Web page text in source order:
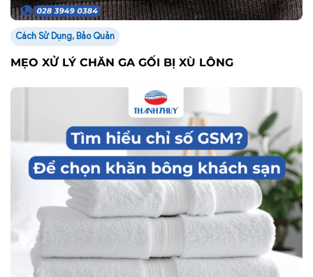
Cách Sử Dụng, Bảo Quản
MẸO XỬ LÝ CHĂN GA GỐI BỊ XÙ LÔNG